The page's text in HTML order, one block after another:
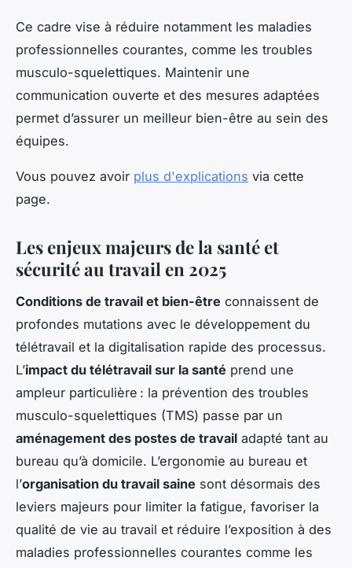
Ce cadre vise à réduire notamment les maladies
professionnelles courantes, comme les troubles
musculo-squelettiques. Maintenir une
communication ouverte et des mesures adaptées
permet d’assurer un meilleur bien-être au sein des
équipes.
Vous pouvez avoir plus d'explications via cette
page.
Les enjeux majeurs de la santé et
sécurité au travail en 2025
Conditions de travail et bien-être connaissent de
profondes mutations avec le développement du
télétravail et la digitalisation rapide des processus.
L’impact du télétravail sur la santé prend une
ampleur particulière : la prévention des troubles
musculo-squelettiques (TMS) passe par un
aménagement des postes de travail adapté tant au
bureau qu’à domicile. L’ergonomie au bureau et
l’organisation du travail saine sont désormais des
leviers majeurs pour limiter la fatigue, favoriser la
qualité de vie au travail et réduire l’exposition à des
maladies professionnelles courantes comme les